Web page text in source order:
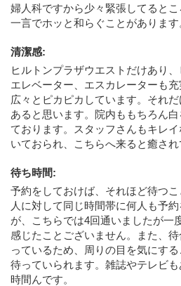
婦人科ですから少々緊張してると
一言でホッと和らぐことがあります
清潔感:
ヒルトンプラザウエストだけあり、
エレベーター、エスカレーターも
広々とピカピカしています。それ
あると思います。院内ももちろん
ております。スタッフさんもキレ
いておられ、こちらへ来ると癒され
待ち時間:
予約をしておけば、それほど待つ
人に対して同じ時間帯に何人も予
が、こちらでは4回通いましたが一
感じたことございません。また、
っているため、周りの目を気にす
待っていられます。雑誌やテレビ
時間んです。